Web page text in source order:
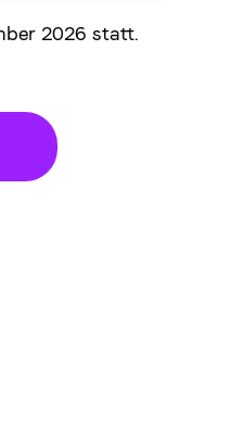
2026 statt.